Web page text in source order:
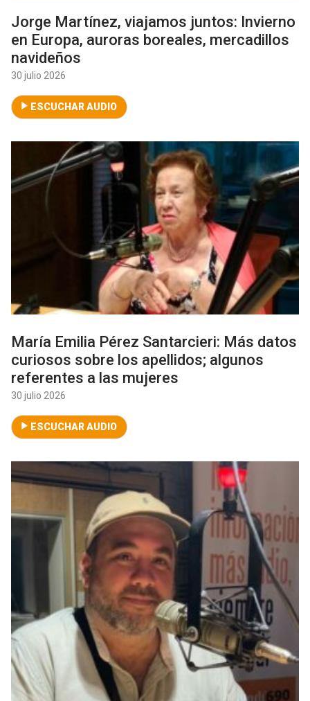
Jorge Martínez, viajamos juntos: Invierno
en Europa, auroras boreales, mercadillos
navideños
30 julio 2026
ESCUCHAR AUDIO
María Emilia Pérez Santarcieri: Más datos
curiosos sobre los apellidos; algunos
referentes a las mujeres
30 julio 2026
ESCUCHAR AUDIO